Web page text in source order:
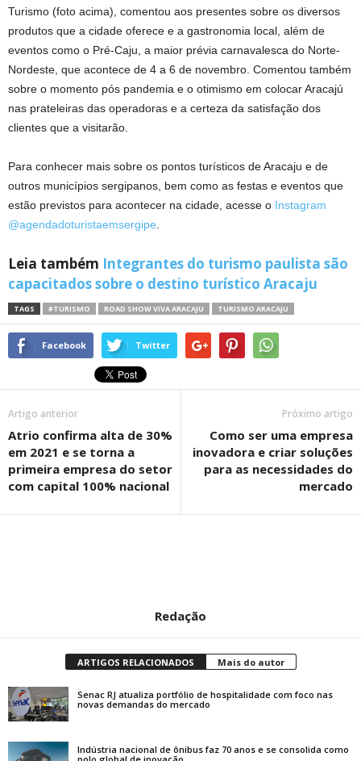
Turismo (foto acima), comentou aos presentes sobre os diversos
produtos que a cidade oferece e a gastronomia local, além de
eventos como o Pré-Caju, a maior prévia carnavalesca do Norte-
Nordeste, que acontece de 4 a 6 de novembro. Comentou também
sobre o momento pós pandemia e o otimismo em colocar Aracajú
nas prateleiras das operadoras e a certeza da satisfação dos
clientes que a visitarão.
Para conhecer mais sobre os pontos turísticos de Aracaju e de
outros municípios sergipanos, bem como as festas e eventos que
estão previstos para acontecer na cidade, acesse o Instagram
@agendadoturistaemsergipe
Leia também Integrantes do turismo paulista são
capacitados sobre o destino turístico Aracaju
TAGS #TURISMO ROAD SHOW VIVA ARACAJU TURISMO ARACAJU
Facebook Twitter
Artigo anterior
Atrio confirma alta de 30%
em 2021 e se torna a
primeira empresa do setor
com capital 100% nacional
Próximo artigo
Como ser uma empresa
inovadora e criar soluções
para as necessidades do
mercado
Redação
ARTIGOS RELACIONADOS Mais do autor
Senac RJ atualiza portfólio de hospitalidade com foco nas
novas demandas do mercado
Indústria nacional de ônibus faz 70 anos e se consolida como